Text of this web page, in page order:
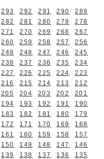
293 292 291 290
289
282 281 280 279
278
271 270 269 268
267
260 259 258 257
256
249 248 247 246
245
238 237 236 235
234
227 226 225 224
223
216 215 214 213
212
205 204 203 202
201
194 193 192 191
190
183 182 181 180
179
172 171 170 169
168
161 160 159 158
157
150 149 148 147
146
139 138 137 136
135